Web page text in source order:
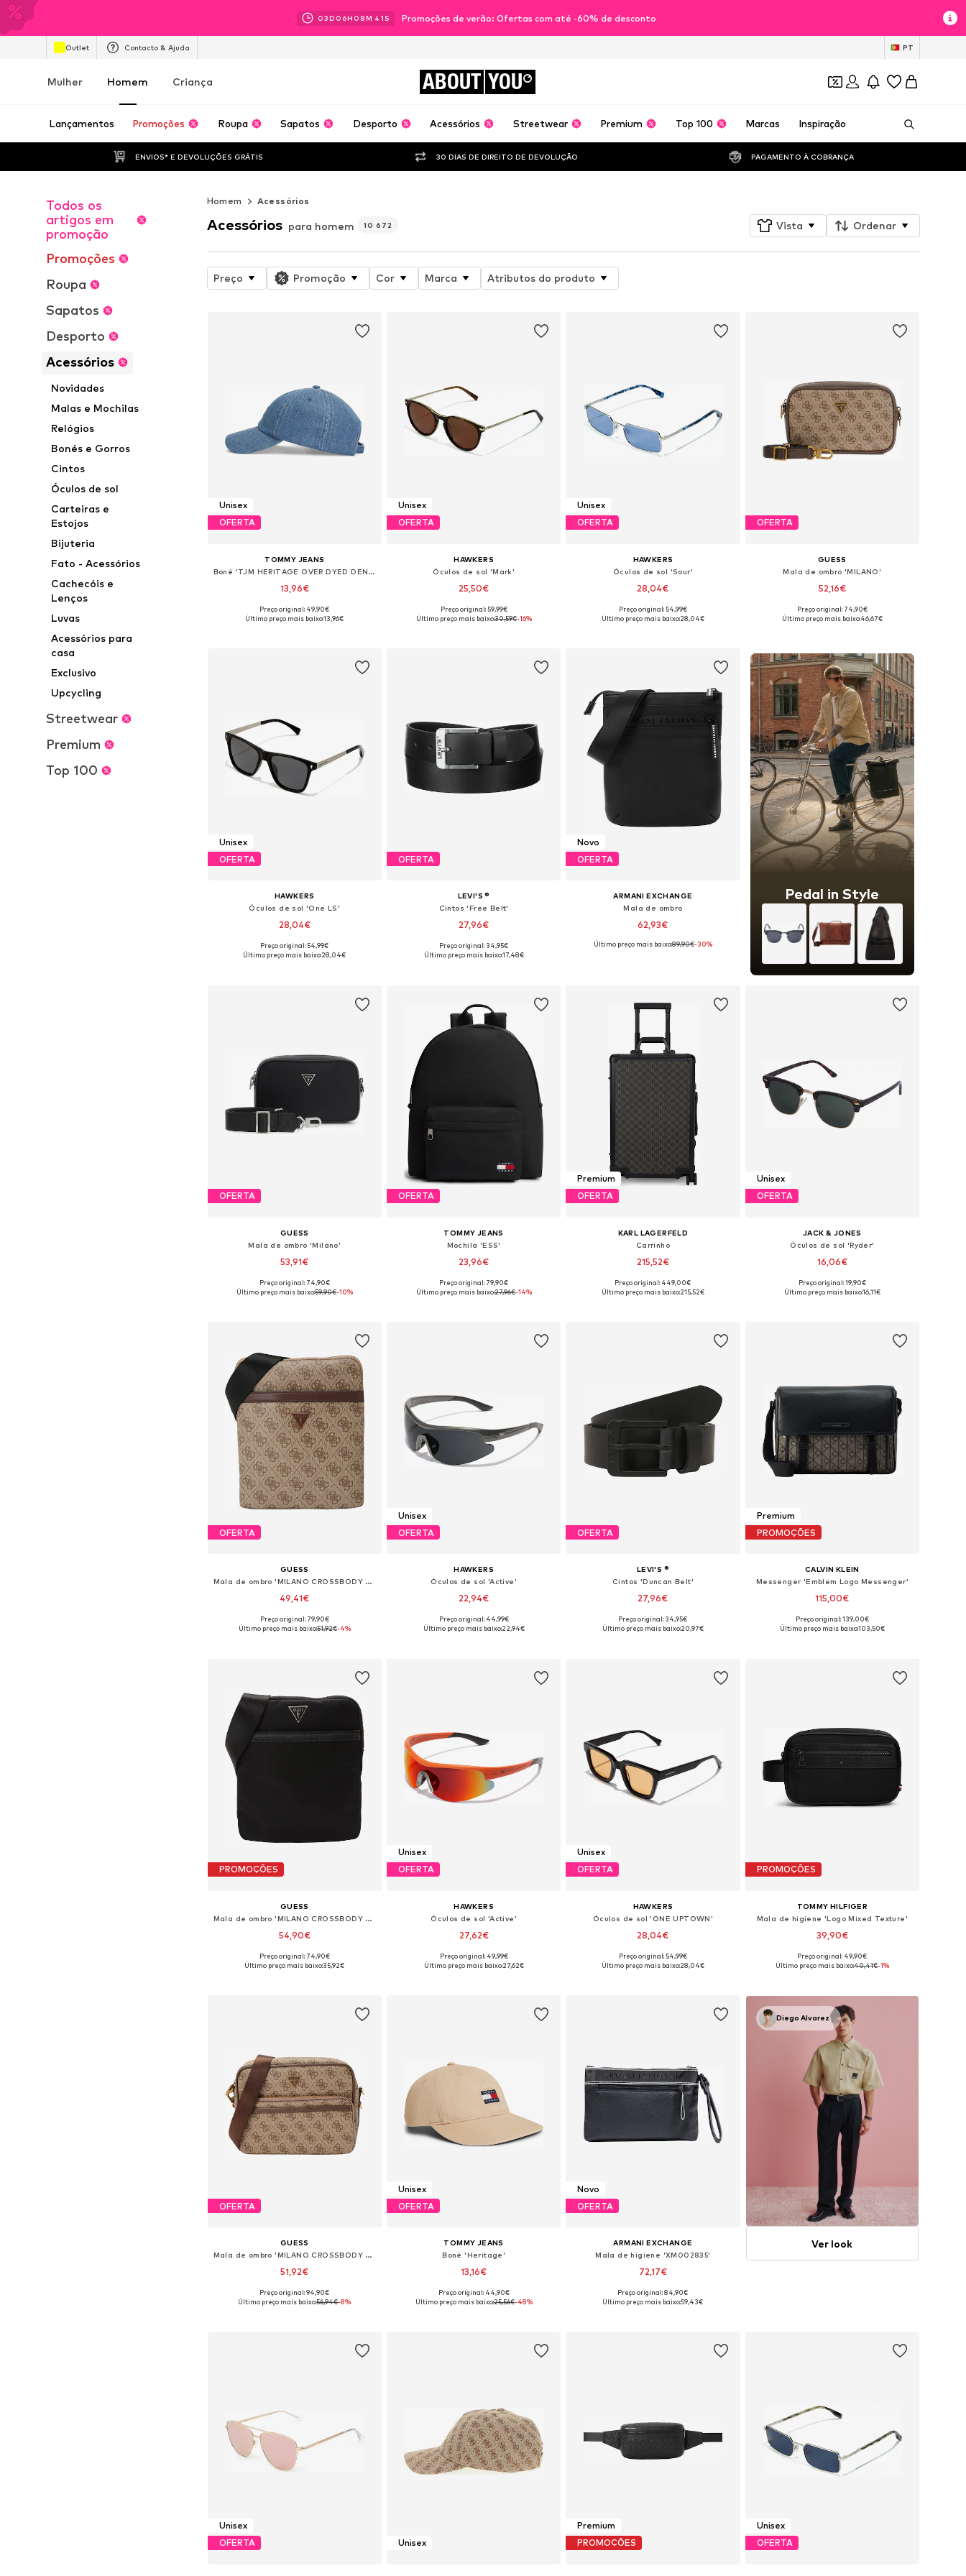
03D 06H 08M 38 S Promoções de verão: Ofertas com até -60% de desconto
Outlet Contacto & Ajuda PT
Mulher Homem Criança ABOUT YOU
Lançamentos Promoções Roupa Sapatos Desporto Acessórios Streetwear Premium Top 100 Marcas Inspiração
ENVIOS* E DEVOLUÇÕES GRÁTIS 30 DIAS DE DIREITO DE DEVOLUÇÃO PAGAMENTO À COBRANÇA
Todos os
artigos em
promoção
Promoções
Roupa
Sapatos
Desporto
Acessórios
Novidades
Malas e Mochilas
Relógios
Bonés e Gorros
Cintos
Óculos de sol
Carteiras e
Estojos
Bijuteria
Fato - Acessórios
Cachecóis e
Lenços
Luvas
Acessórios para
casa
Exclusivo
Upcycling
Streetwear
Premium
Top 100
Homem Acessórios
Acessórios para homem 10 672 Vista Ordenar
Preço Promoção Cor Marca Atributos do produto
Unisex
OFERTA
TOMMY JEANS
Boné 'TJM HERITAGE OVER DYED DENIM CAP'
13,96€
Tamanhos disponíveis: 55-60
Preço original: 49,90€
Último preço mais baixo:13,96€
Unisex
OFERTA
HAWKERS
Óculos de sol 'Mark'
25,50€
Tamanhos disponíveis: Onesize
Preço original: 59,99€
Último preço mais baixo:30,59€-16%
Unisex
OFERTA
HAWKERS
Óculos de sol 'Sour'
28,04€
Tamanhos disponíveis: Onesize
Preço original: 54,99€
Último preço mais baixo:28,04€
OFERTA
GUESS
Mala de ombro 'MILANO'
52,16€
Tamanhos disponíveis: One Size
Preço original: 74,90€
Último preço mais baixo:46,67€
Unisex
OFERTA
HAWKERS
Óculos de sol 'One LS'
28,04€
Tamanhos disponíveis: Onesize
Preço original: 54,99€
Último preço mais baixo:28,04€
OFERTA
LEVI'S ®
Cintos 'Free Belt'
27,96€
+3
Disponível em vários tamanhos
Preço original: 34,95€
Último preço mais baixo:17,48€
Novo
OFERTA
ARMANI EXCHANGE
Mala de ombro
62,93€
Tamanhos disponíveis: One Size
Último preço mais baixo:89,90€-30%
Pedal in Style
OFERTA
GUESS
Mala de ombro 'Milano'
53,91€
Tamanhos disponíveis: One Size
Preço original: 74,90€
Último preço mais baixo:59,90€-10%
OFERTA
TOMMY JEANS
Mochila 'ESS'
23,96€
Tamanhos disponíveis: One Size
Preço original: 79,90€
Último preço mais baixo:27,96€-14%
Premium
OFERTA
KARL LAGERFELD
Carrinho
215,52€
Tamanhos disponíveis: One Size
Preço original: 449,00€
Último preço mais baixo:215,52€
Unisex
OFERTA
JACK & JONES
Óculos de sol 'Ryder'
16,06€
+2
Tamanhos disponíveis: One Size
Preço original: 19,90€
Último preço mais baixo:16,11€
OFERTA
GUESS
Mala de ombro 'MILANO CROSSBODY FLAT'
49,41€
Tamanhos disponíveis: One Size
Preço original: 79,90€
Último preço mais baixo:51,92€-4%
Unisex
OFERTA
HAWKERS
Óculos de sol 'Active'
22,94€
Tamanhos disponíveis: Onesize
Preço original: 44,99€
Último preço mais baixo:22,94€
OFERTA
LEVI'S ®
Cintos 'Duncan Belt'
27,96€
Disponível em vários tamanhos
Preço original: 34,95€
Último preço mais baixo:20,97€
Premium
PROMOÇÕES
CALVIN KLEIN
Messenger 'Emblem Logo Messenger'
115,00€
Tamanhos disponíveis: One Size
Preço original: 139,00€
Último preço mais baixo:103,50€
PROMOÇÕES
GUESS
Mala de ombro 'MILANO CROSSBODY FLAT'
54,90€
Tamanhos disponíveis: One Size
Preço original: 74,90€
Último preço mais baixo:35,92€
Unisex
OFERTA
HAWKERS
Óculos de sol 'Active'
27,62€
Tamanhos disponíveis: Onesize
Preço original: 49,99€
Último preço mais baixo:27,62€
Unisex
OFERTA
HAWKERS
Óculos de sol 'ONE UPTOWN'
28,04€
Tamanhos disponíveis: Onesize
Preço original: 54,99€
Último preço mais baixo:28,04€
PROMOÇÕES
TOMMY HILFIGER
Mala de higiene 'Logo Mixed Texture'
39,90€
Tamanhos disponíveis: One Size
Preço original: 49,90€
Último preço mais baixo:40,41€-1%
OFERTA
GUESS
Mala de ombro 'MILANO CROSSBODY DOUBLE ZIP'
51,92€
Tamanhos disponíveis: One Size
Preço original: 94,90€
Último preço mais baixo:56,94€-8%
Unisex
OFERTA
TOMMY JEANS
Boné 'Heritage'
13,16€
Tamanhos disponíveis: 55-60
Preço original: 44,90€
Último preço mais baixo:25,56€-48%
Novo
OFERTA
ARMANI EXCHANGE
Mala de higiene 'XM002835'
72,17€
Tamanhos disponíveis: One Size
Preço original: 84,90€
Último preço mais baixo:59,43€
Diego Alvarez
Ver look
Unisex
OFERTA
Unisex
Premium
PROMOÇÕES
Unisex
OFERTA